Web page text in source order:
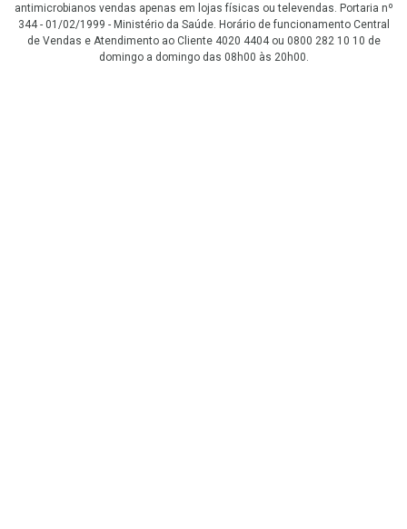
antimicrobianos vendas apenas em lojas físicas ou televendas. Portaria nº
344 - 01/02/1999 - Ministério da Saúde. Horário de funcionamento Central
de Vendas e Atendimento ao Cliente 4020 4404 ou 0800 282 10 10 de
domingo a domingo das 08h00 às 20h00.